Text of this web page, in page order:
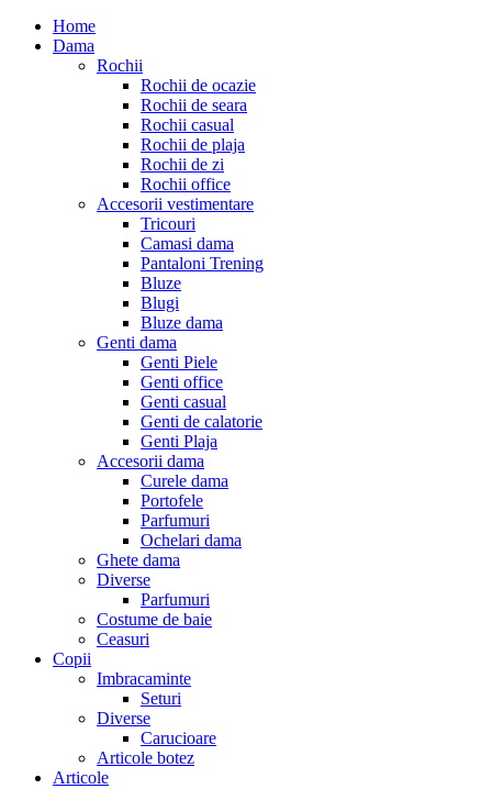
Home
Dama
Rochii
Rochii de ocazie
Rochii de seara
Rochii casual
Rochii de plaja
Rochii de zi
Rochii office
Accesorii vestimentare
Tricouri
Camasi dama
Pantaloni Trening
Bluze
Blugi
Bluze dama
Genti dama
Genti Piele
Genti office
Genti casual
Genti de calatorie
Genti Plaja
Accesorii dama
Curele dama
Portofele
Parfumuri
Ochelari dama
Ghete dama
Diverse
Parfumuri
Costume de baie
Ceasuri
Copii
Imbracaminte
Seturi
Diverse
Carucioare
Articole botez
Articole